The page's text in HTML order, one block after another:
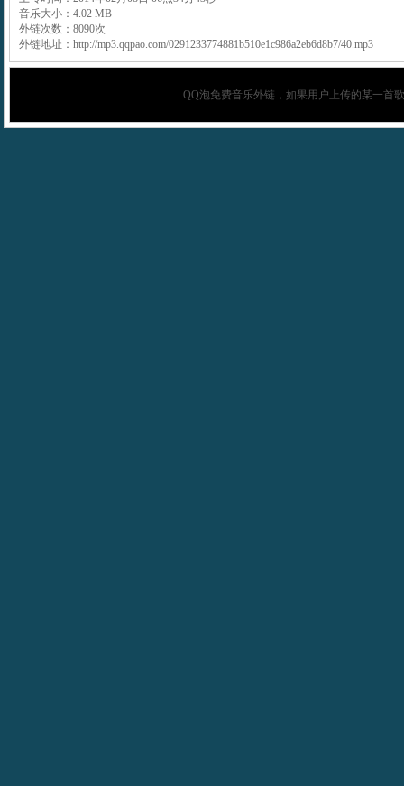
音乐大小：4.02 MB
外链次数：8090次
外链地址：http://mp3.qqpao.com/0291233774881b510e1c986a2eb6d8b7/40.mp3
QQ泡免费音乐外链，如果用户上传的某一首